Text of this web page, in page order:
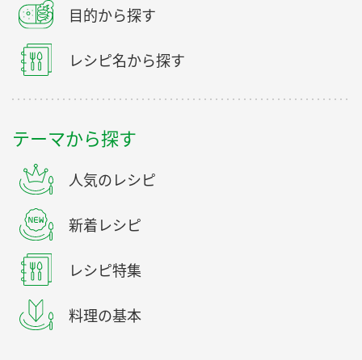
目的から探す
レシピ名から探す
テーマから探す
人気のレシピ
新着レシピ
レシピ特集
料理の基本